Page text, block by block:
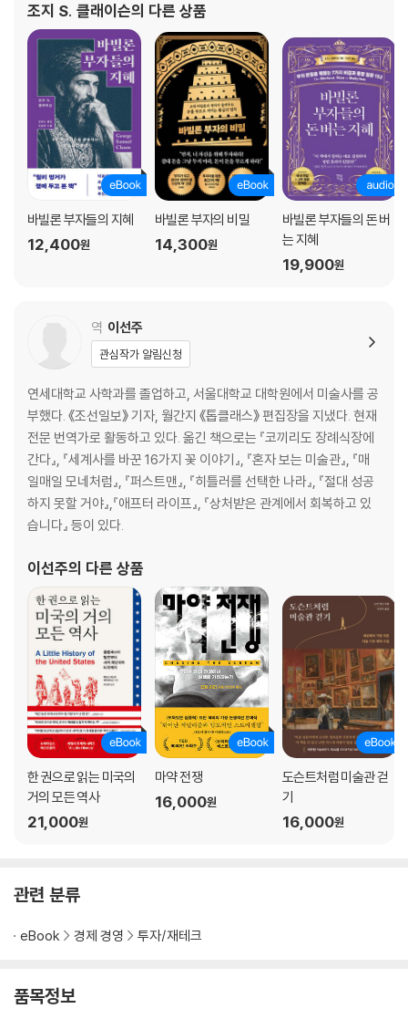
19장 ? 바빌론의 대금업자
20장 ? 바빌론의 성벽
21장 ? 바빌론의 낙타 상인
22장 ? 바빌론에서 발굴된 점토판
23장 당신의 밝은 미래가 눈앞에 펼쳐진다
서 베스트셀러로 자리잡았다. 특히 책에서 나온 유명한
조지 S. 클래이슨의 다른 상품
바빌론 부자들의 지혜
12,400원
바빌론 부자의 비밀
14,300원
바빌론 부자들의 돈 버
는 지혜
19,900원
역 이선주
관심작가 알림신청
연세대학교 사학과를 졸업하고, 서울대학교 대학원에서 미술사를 공
부했다. 《조선일보》 기자, 월간지 《톱클래스》 편집장을 지냈다. 현재
전문 번역가로 활동하고 있다. 옮긴 책으로는 『코끼리도 장례식장에
간다』, 『세계사를 바꾼 16가지 꽃 이야기』, 『혼자 보는 미술관』, 『매
일매일 모네처럼』, 『퍼스트맨』, 『히틀러를 선택한 나라』, 『절대 성공
하지 못할 거야』,『애프터 라이프』, 『상처받은 관계에서 회복하고 있
습니다』 등이 있다.
이선주의 다른 상품
한 권으로 읽는 미국의
거의 모든 역사
21,000원
마약 전쟁
16,000원
도슨트처럼 미술관 걷
기
16,000원
관련 분류
eBook 경제 경영 투자/재테크
품목정보